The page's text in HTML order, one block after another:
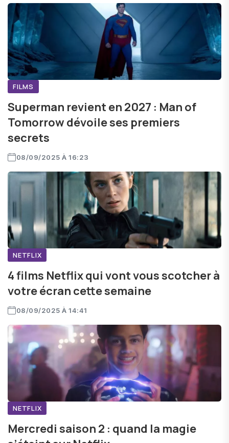
FILMS
Superman revient en 2027 : Man of
Tomorrow dévoile ses premiers
secrets
08/09/2025 À 16:23
NETFLIX
4 films Netflix qui vont vous scotcher à
votre écran cette semaine
08/09/2025 À 14:41
NETFLIX
Mercredi saison 2 : quand la magie